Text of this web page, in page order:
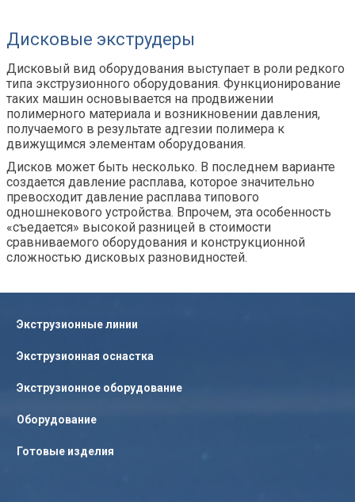
Дисковые экструдеры
Дисковый вид оборудования выступает в роли редкого
типа экструзионного оборудования. Функционирование
таких машин основывается на продвижении
полимерного материала и возникновении давления,
получаемого в результате адгезии полимера к
движущимся элементам оборудования.
Дисков может быть несколько. В последнем варианте
создается давление расплава, которое значительно
превосходит давление расплава типового
одношнекового устройства. Впрочем, эта особенность
«съедается» высокой разницей в стоимости
сравниваемого оборудования и конструкционной
сложностью дисковых разновидностей.
Экструзионные линии
Экструзионная оснастка
Экструзионное оборудование
Оборудование
Готовые изделия